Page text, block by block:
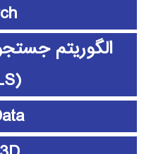
الگوریتم
(GELS)